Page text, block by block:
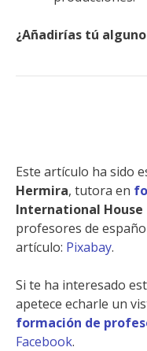
¿Añadirías tú
Este artículo ha sido
Hermira, tutora en
International House
profesores de
artículo: Pixabay.
Si te ha interesado
apetece echarle un
formación de
Facebook.